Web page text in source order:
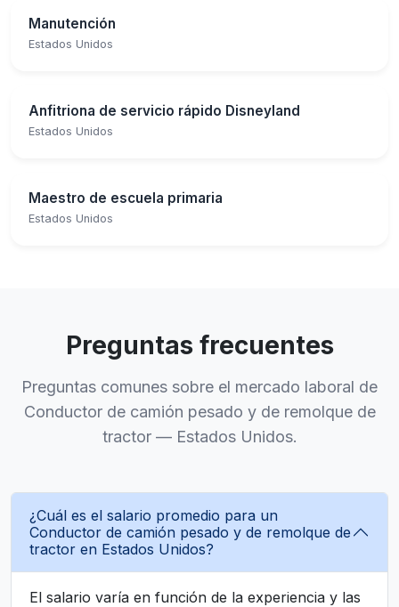
Manutención
Estados Unidos
Anfitriona de servicio rápido Disneyland
Estados Unidos
Maestro de escuela primaria
Estados Unidos
Preguntas frecuentes
Preguntas comunes sobre el mercado laboral de
Conductor de camión pesado y de remolque de
tractor — Estados Unidos.
¿Cuál es el salario promedio para un
Conductor de camión pesado y de remolque de
tractor en Estados Unidos?
El salario varía en función de la experiencia y las